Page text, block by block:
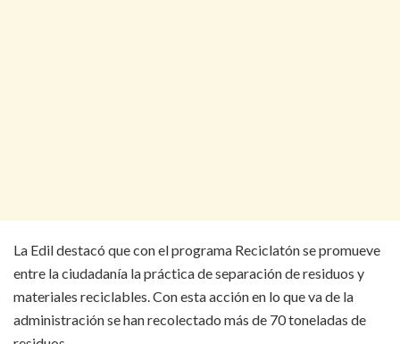
La Edil destacó que con el programa Reciclatón se promueve
entre la ciudadanía la práctica de separación de residuos y
materiales reciclables. Con esta acción en lo que va de la
administración se han recolectado más de 70 toneladas de